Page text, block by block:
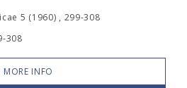
5 (1960) , 299-308
308
MORE INFO